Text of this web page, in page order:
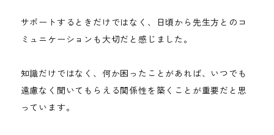
サポートするときだけではなく、日頃から先生方とのコ
ミュニケーションも大切だと感じました。
知識だけではなく、何か困ったことがあれば、いつでも
遠慮なく聞いてもらえる関係性を築くことが重要だと思
っています。